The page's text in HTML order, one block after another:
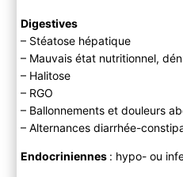
Digestives
– Stéatose hépatique
– Mauvais état nutritionnel,
– Halitose
– RGO
– Ballonnements et douleurs
– Alternances diarrhée-
Endocriniennes : hypo- ou